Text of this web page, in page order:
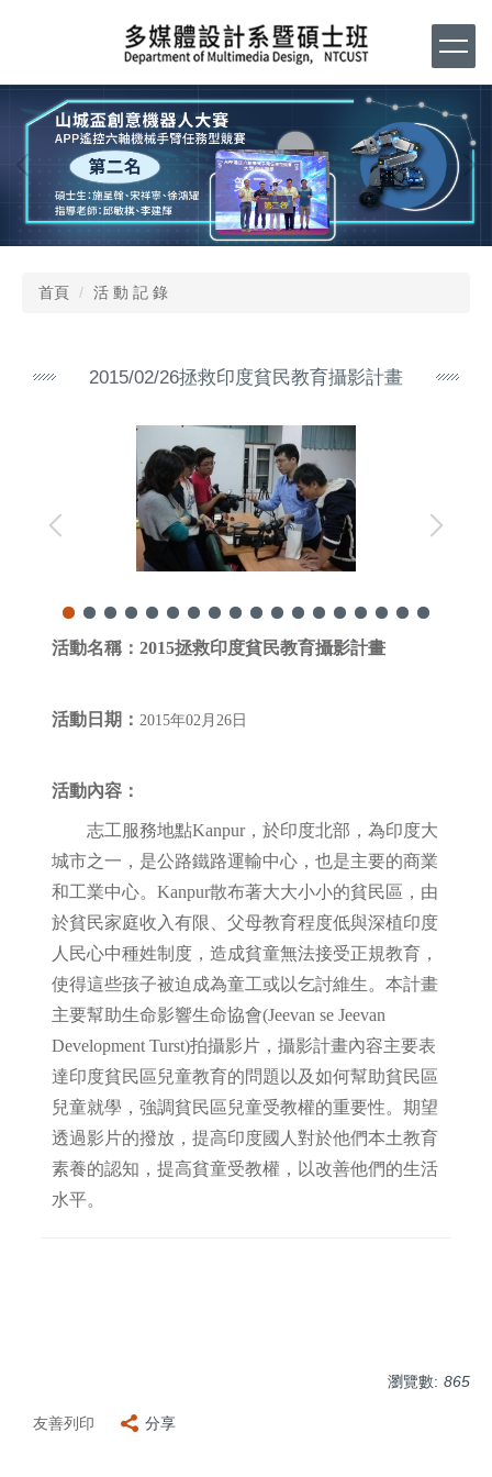
要
區
首頁 活 動 記 錄
2015/02/26拯救印度貧民教育攝影計畫
活動名稱： 2015拯救印度貧民教育攝影計畫
活動日期： 2015年02月26日
活動內容：
志工服務地點Kanpur，於印度北部，為印度大
城市之一，是公路鐵路運輸中心，也是主要的商業
和工業中心。Kanpur散布著大大小小的貧民區，由
於貧民家庭收入有限、父母教育程度低與深植印度
人民心中種姓制度，造成貧童無法接受正規教育，
使得這些孩子被迫成為童工或以乞討維生。本計畫
主要幫助生命影響生命協會(Jeevan se Jeevan
Development Turst)拍攝影片，攝影計畫內容主要表
達印度貧民區兒童教育的問題以及如何幫助貧民區
兒童就學，強調貧民區兒童受教權的重要性。期望
透過影片的撥放，提高印度國人對於他們本土教育
素養的認知，提高貧童受教權，以改善他們的生活
水平。
瀏覽數: 865
友善列印 分享